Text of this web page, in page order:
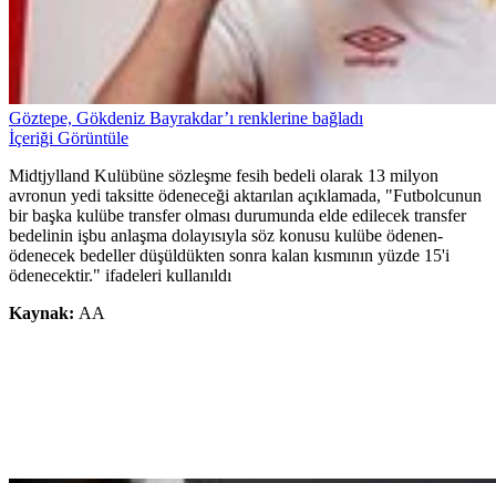
Göztepe, Gökdeniz Bayrakdar’ı renklerine bağladı
İçeriği Görüntüle
Midtjylland Kulübüne sözleşme fesih bedeli olarak 13 milyon
avronun yedi taksitte ödeneceği aktarılan açıklamada, "Futbolcunun
bir başka kulübe transfer olması durumunda elde edilecek transfer
bedelinin işbu anlaşma dolayısıyla söz konusu kulübe ödenen-
ödenecek bedeller düşüldükten sonra kalan kısmının yüzde 15'i
ödenecektir." ifadeleri kullanıldı
Kaynak: AA